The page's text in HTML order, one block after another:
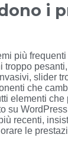
i
più
troppo
slider
che
elementi
su
recenti,
le